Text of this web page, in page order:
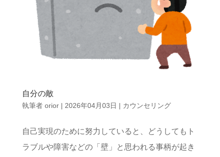
自分の敵
執筆者 orior| 2026年04月03日 | カウンセリング
自己実現のために努力していると、どうしてもト
ラブルや障害などの「壁」と思われる事柄が起き